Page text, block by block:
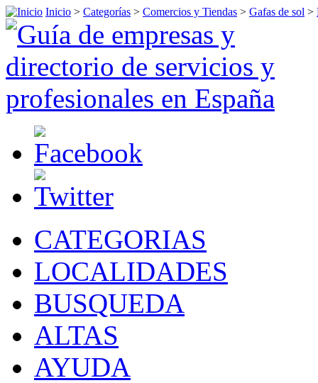
Inicio > Categorías > Comercios y Tiendas > Gafas de sol >
CATEGORIAS
LOCALIDADES
BUSQUEDA
ALTAS
AYUDA